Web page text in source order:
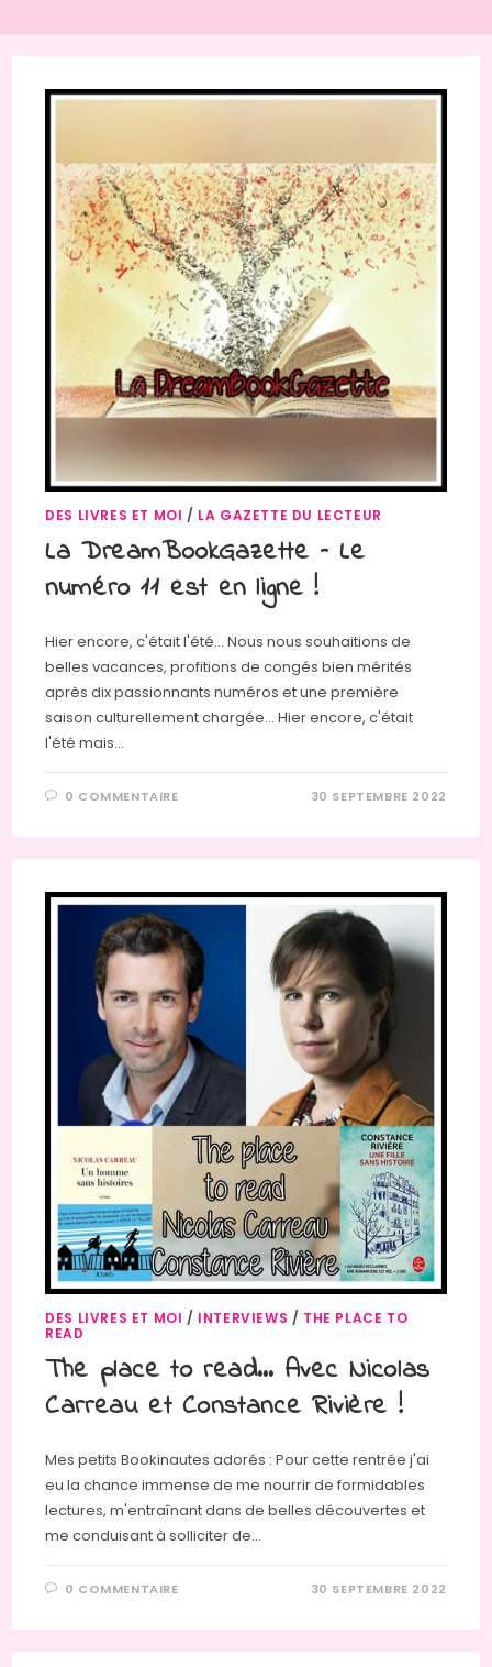
DES LIVRES ET MOI / LA GAZETTE DU LECTEUR
La DreamBookGazette – Le
numéro 11 est en ligne !
Hier encore, c'était l'été... Nous nous souhaitions de
belles vacances, profitions de congés bien mérités
après dix passionnants numéros et une première
saison culturellement chargée... Hier encore, c'était
l'été mais…
0 COMMENTAIRE 30 SEPTEMBRE 2022
DES LIVRES ET MOI / INTERVIEWS / THE PLACE TO
READ
The place to read… Avec Nicolas
Carreau et Constance Rivière !
Mes petits Bookinautes adorés : Pour cette rentrée j'ai
eu la chance immense de me nourrir de formidables
lectures, m'entraînant dans de belles découvertes et
me conduisant à solliciter de…
0 COMMENTAIRE 30 SEPTEMBRE 2022